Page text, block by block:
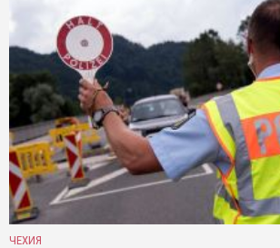
ЧЕХИЯ